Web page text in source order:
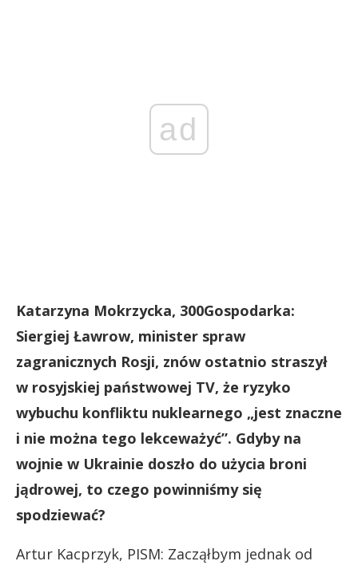
ad
Katarzyna Mokrzycka, 300Gospodarka:
Siergiej Ławrow, minister spraw
zagranicznych Rosji, znów ostatnio straszył
w rosyjskiej państwowej TV, że ryzyko
wybuchu konfliktu nuklearnego „jest znaczne
i nie można tego lekceważyć”. Gdyby na
wojnie w Ukrainie doszło do użycia broni
jądrowej, to czego powinniśmy się
spodziewać?
Artur Kacprzyk, PISM: Zacząłbym jednak od